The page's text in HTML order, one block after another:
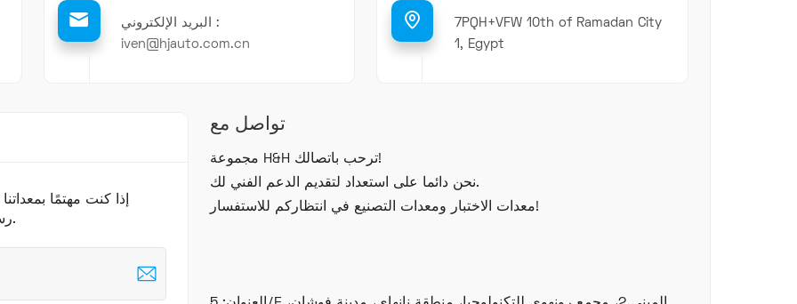
البريد الإلكتروني :
iven@hjauto.com.cn
7PQH+VFW 10th of Ramadan City
1, Egypt
إذا كنت مهتمًا
رسالة هنا.سوف نتصل بك في أقرب وقت ممكن.
تواصل مع
مجموعة H&H ترحب باتصالك!
نحن دائما على استعداد لتقديم الدعم الفني لك.
معدات الاختبار ومعدات التصنيع في انتظاركم للاستفسار!